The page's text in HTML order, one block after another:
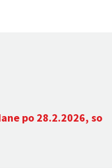
po 28.2.2026, so